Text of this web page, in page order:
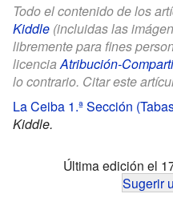
Todo el contenido de los
Kiddle (incluidas las
libremente para fines
licencia Atribución-
lo contrario. Citar este
La Ceiba 1.ª Sección
Kiddle.
Última edición el
Sugerir